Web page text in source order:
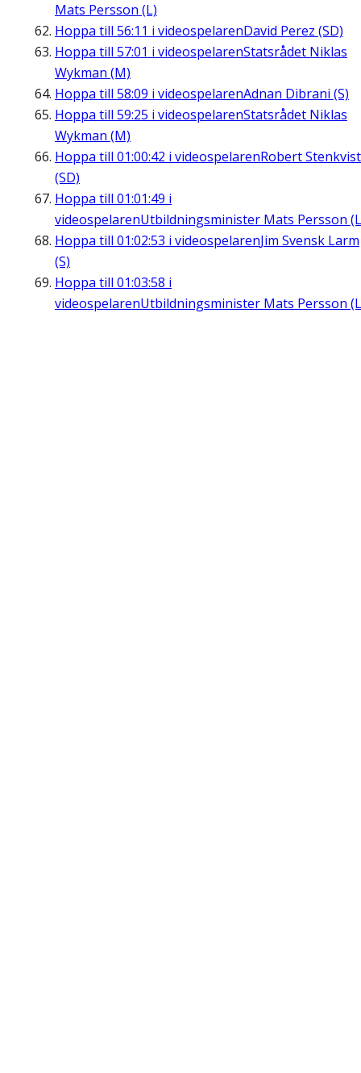
Mats Persson (L)
Hoppa till 56:11 i videospelarenDavid Perez (SD)
Hoppa till 57:01 i videospelarenStatsrådet Niklas
Wykman (M)
Hoppa till 58:09 i videospelarenAdnan Dibrani (S)
Hoppa till 59:25 i videospelarenStatsrådet Niklas
Wykman (M)
Hoppa till 01:00:42 i videospelarenRobert Stenkvist
(SD)
Hoppa till 01:01:49 i
videospelarenUtbildningsminister Mats Persson
Hoppa till 01:02:53 i videospelarenJim Svensk Larm
(S)
Hoppa till 01:03:58 i
videospelarenUtbildningsminister Mats Persson